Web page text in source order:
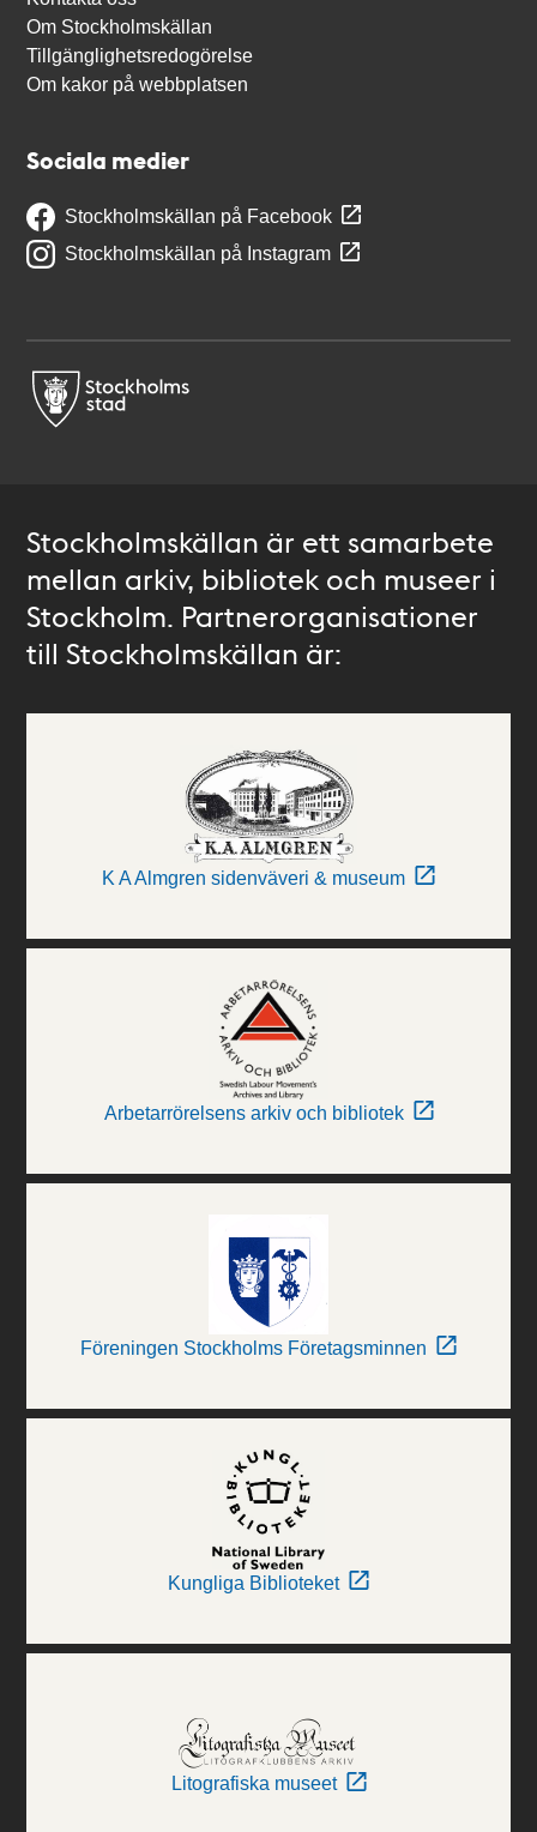
Om Stockholmskällan
Tillgänglighetsredogörelse
Om kakor på webbplatsen
Sociala medier
Stockholmskällan på Facebook
Stockholmskällan på Instagram
Stockholmskällan är ett samarbete
mellan arkiv, bibliotek och museer i
Stockholm. Partnerorganisationer
till Stockholmskällan är:
K A Almgren sidenväveri & museum
Arbetarrörelsens arkiv och bibliotek
Föreningen Stockholms Företagsminnen
Kungliga Biblioteket
Litografiska museet